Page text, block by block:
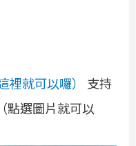
裡就可以囉）
支持
點選圖片就可以